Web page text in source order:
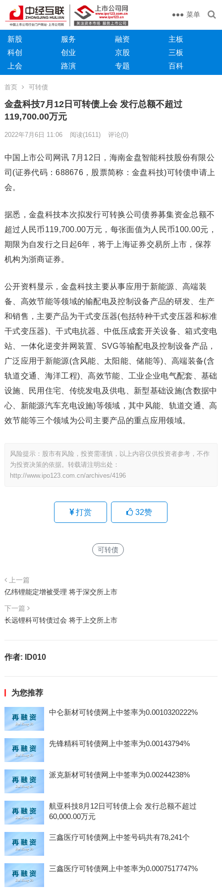
菜单
新股 服务 融资
主板
科创
创业 京股
三板
上会
路演 专题 百科
首页 可转债
金盘科技7月12日可转债上会 发行总额不超过
119,700.00万元
2022年7月6日 11:06 阅读(1611) 评论(0)
中国上市公司网讯 7月12日，海南金盘智能科技股份有限公
司(证券代码：688676，股票简称：金盘科技)可转债申请上
会。
据悉，金盘科技本次拟发行可转换公司债券募集资金总额不
超过人民币119,700.00万元，每张面值为人民币100.00元，
期限为自发行之日起6年，将于上海证券交易所上市，保荐
机构为浙商证券。
公开资料显示，金盘科技主要从事应用于新能源、高端装
备、高效节能等领域的输配电及控制设备产品的研发、生产
和销售，主要产品为干式变压器(包括特种干式变压器和标准
干式变压器)、干式电抗器、中低压成套开关设备、箱式变电
站、一体化逆变并网装置、SVG等输配电及控制设备产品，
广泛应用于新能源(含风能、太阳能、储能等)、高端装备(含
轨道交通、海洋工程)、高效节能、工业企业电气配套、基础
设施、民用住宅、传统发电及供电、新型基础设施(含数据中
心、新能源汽车充电设施)等领域，其中风能、轨道交通、高
效节能等三个领域为公司主要产品的重点应用领域。
风险提示：股市有风险，投资需谨慎，以上内容仅供投资者参考，不作
为投资决策的依据。转载请注明出处：
http://www.ipo123.com.cn/archives/4196
打赏 32赞
可转债
上一篇
亿纬锂能定增被受理 将于深交所上市
下一篇
长远锂科可转债过会 将于上交所上市
作者: ID010
为您推荐
中仑新材可转债网上中签率为0.0010320222%
先锋精科可转债网上中签率为0.00143794%
派克新材可转债网上中签率为0.00244238%
航亚科技8月12日可转债上会 发行总额不超过
60,000.00万元
三鑫医疗可转债网上中签号码共有78,241个
三鑫医疗可转债网上中签率为0.0007517747%